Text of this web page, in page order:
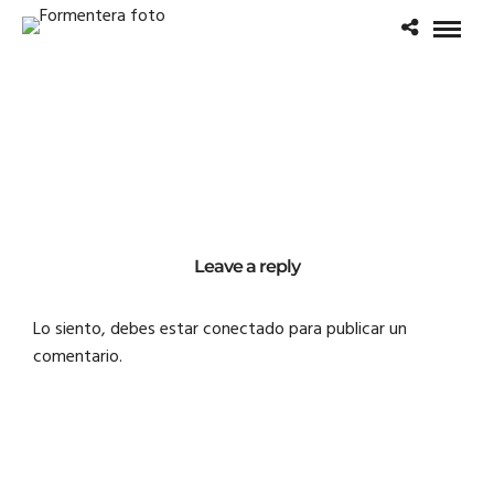
Leave a reply
Lo siento, debes estarconectadopara publicar un
comentario.